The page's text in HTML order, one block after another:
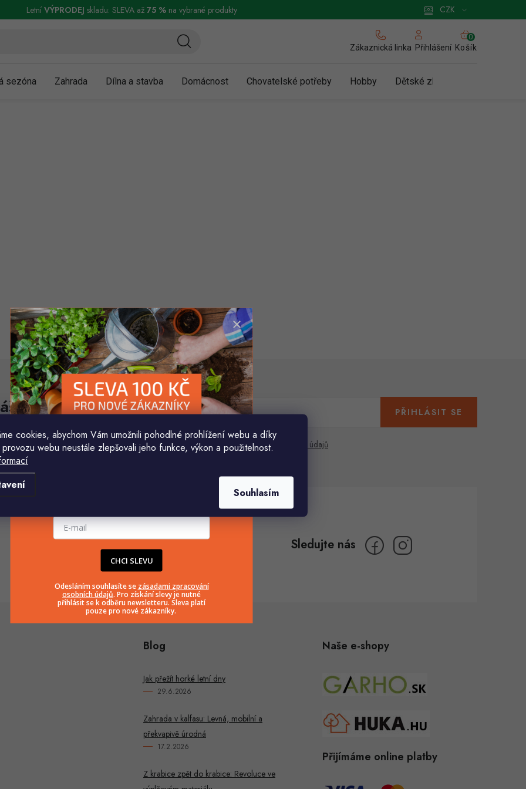
cookies, abychom Vám umožnili pohodlné prohlížení webu a díky
webu neustále zlepšovali jeho funkce, výkon a použitelnost.
Souhlasím
a reklamace Podmínky ochrany osobních údajů Obchodní podmínky pro podnikatele Zásady používání cookies
CZK
LetníVÝPRODEJ skladu: SLEVA až 75 %na vybrané produkty
Zákaznická linka Přihlášení
NÁKUPNÍ
KOŠÍK
Košík
sezóna Zahrada Dílna a stavba Domácnost Chovatelské potřeby Hobby Dětské zboží a hračky
e-mail E-mail
Vložením e-mailu souhlasíte spodmínkami ochrany osobních údajů
PŘIHLÁSIT SE
+420777799661
Blog
Jak přežít horké letní dny
29.6.2026
Zahrada v kalfasu: Levná, mobilní a
překvapivě úrodná
17.2.2026
Z krabice zpět do krabice: Revoluce ve
Naše e-shopy
Přijímáme online platby
CHCI SLEVU
Odesláním souhlasíte se zásadami zpracování
osobních údajů. Pro získání slevy je nutné
přihlásit se k odběru newsletteru. Sleva platí
pouze pro nové zákazníky.